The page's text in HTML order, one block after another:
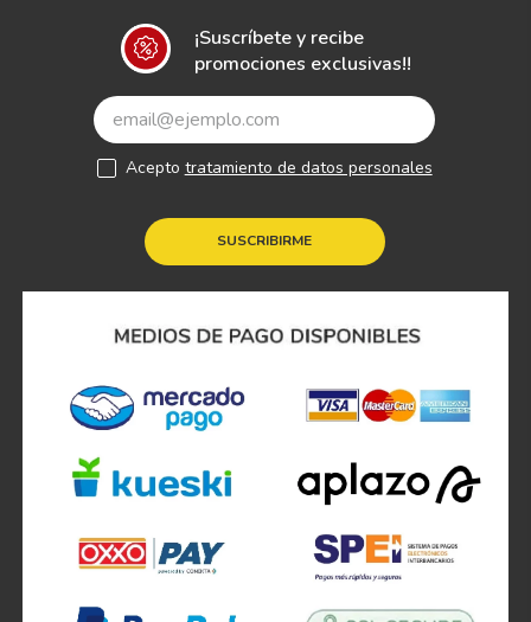
¡Suscríbete y recibe
promociones exclusivas!!
SUSCRIBIRME
Acepto tratamiento de datos personales